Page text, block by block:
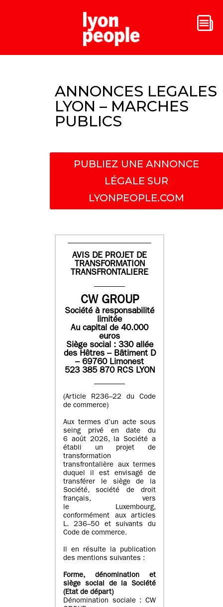
ANNONCES LEGALES
LYON – MARCHES
PUBLICS
PUBLIEZ UNE ANNONCE
LÉGALE SUR
LYONPEOPLE.COM
AVIS DE PROJET DE
TRANSFORMATION
TRANSFRONTALIERE
CW GROUP
Société à responsabilité
limitée
Au capital de 40.000
euros
Siège social : 330 allée
des Hêtres – Bâtiment D
– 69760 Limonest
523 385 870 RCS LYON
(Article R236–22 du Code
de commerce)
Aux termes d’un acte sous
seing privé en date du
6 août 2026, la Société a
établi un projet de
transformation
transfrontalière aux termes
duquel il est envisagé de
transférer le siège de la
Société, société de droit
français, vers
le Luxembourg,
conformément aux articles
L. 236–50 et suivants du
Code de commerce.
Il en résulte la publication
des mentions suivantes :
Forme, dénomination et
siège social de la Société
(Etatde départ)
Dénomination sociale : CW